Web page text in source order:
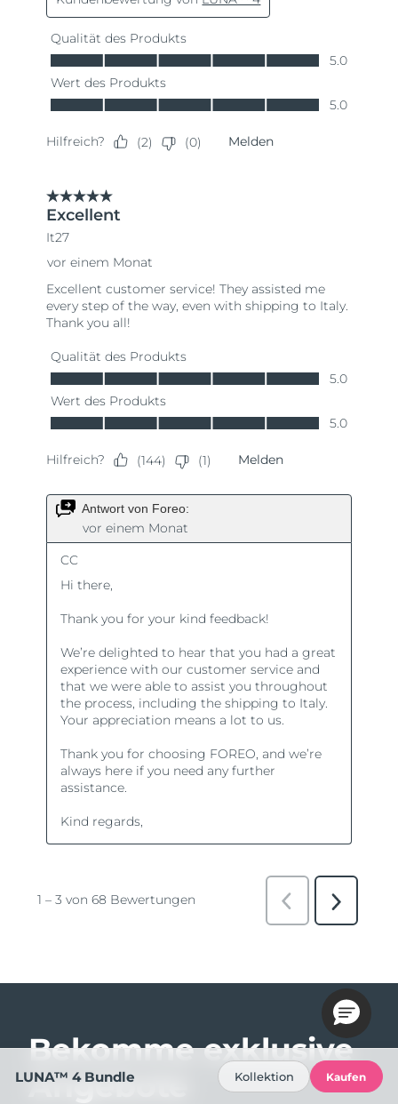
Bekomme exklusive
Angebote
LUNA™ 4 Bundle Kollektion Kaufen